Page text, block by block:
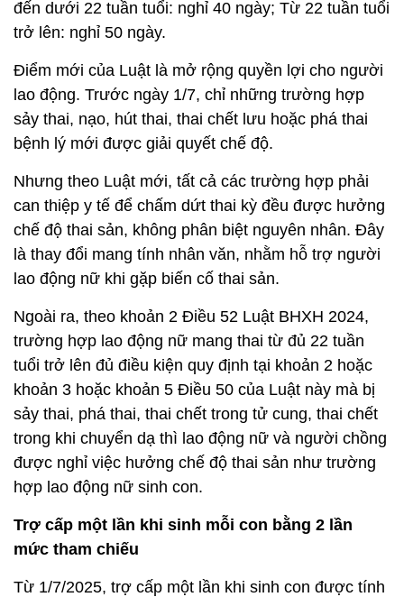
đến dưới 22 tuần tuổi: nghỉ 40 ngày; Từ 22 tuần tuổi
trở lên: nghỉ 50 ngày.
Điểm mới của Luật là mở rộng quyền lợi cho người
lao động. Trước ngày 1/7, chỉ những trường hợp
sảy thai, nạo, hút thai, thai chết lưu hoặc phá thai
bệnh lý mới được giải quyết chế độ.
Nhưng theo Luật mới, tất cả các trường hợp phải
can thiệp y tế để chấm dứt thai kỳ đều được hưởng
chế độ thai sản, không phân biệt nguyên nhân. Đây
là thay đổi mang tính nhân văn, nhằm hỗ trợ người
lao động nữ khi gặp biến cố thai sản.
Ngoài ra, theo khoản 2 Điều 52 Luật BHXH 2024,
trường hợp lao động nữ mang thai từ đủ 22 tuần
tuổi trở lên đủ điều kiện quy định tại khoản 2 hoặc
khoản 3 hoặc khoản 5 Điều 50 của Luật này mà bị
sảy thai, phá thai, thai chết trong tử cung, thai chết
trong khi chuyển dạ thì lao động nữ và người chồng
được nghỉ việc hưởng chế độ thai sản như trường
hợp lao động nữ sinh con.
Trợ cấp một lần khi sinh mỗi con bằng 2 lần
mức tham chiếu
Từ 1/7/2025, trợ cấp một lần khi sinh con được tính